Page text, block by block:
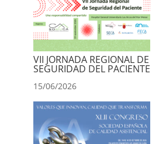
VII JORNADA REGIONAL DE
SEGURIDAD DEL PACIENTE
15/06/2026